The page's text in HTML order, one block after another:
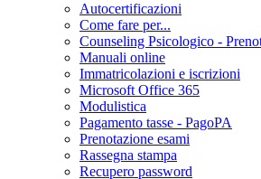
Autocertificazioni
Come fare per...
Counseling Psicologico -
Manuali online
Immatricolazioni e iscrizioni
Microsoft Office 365
Modulistica
Pagamento tasse - PagoPA
Prenotazione esami
Rassegna stampa
Recupero password